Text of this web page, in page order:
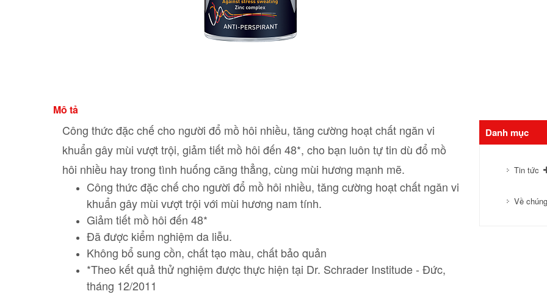
Mô tả
Công thức đặc chế cho người đổ mồ hôi nhiều, tăng cường hoạt chất ngăn vi
khuẩn gây mùi vượt trội, giảm tiết mồ hôi đến 48*, cho bạn luôn tự tin dù đổ mồ
hôi nhiều hay trong tình huống căng thẳng, cùng mùi hương mạnh mẽ.
Công thức đặc chế cho người đổ mồ hôi nhiều, tăng cường hoạt chất ngăn vi
khuẩn gây mùi vượt trội với mùi hương nam tính.
Giảm tiết mồ hôi đến 48*
Đã được kiểm nghiệm da liễu.
Không bổ sung cồn, chất tạo màu, chất bảo quản
*Theo kết quả thử nghiệm được thực hiện tại Dr. Schrader Institude - Đức,
tháng 12/2011
Danh mục
Tin tức
Về